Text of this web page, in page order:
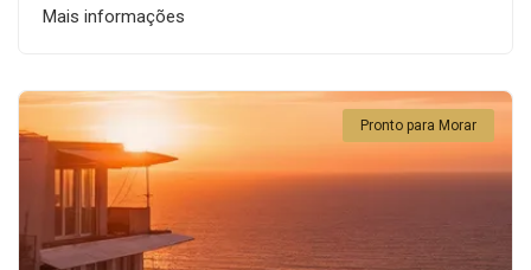
Mais informações
Pronto para Morar